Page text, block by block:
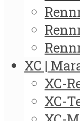
XC |
XC-
XC-